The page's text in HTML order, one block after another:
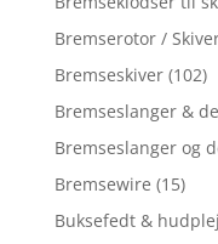
Bremserotor /
Bremseskiver (102)
Bremseslanger &
Bremseslanger og
Bremsewire (15)
Buksefedt &